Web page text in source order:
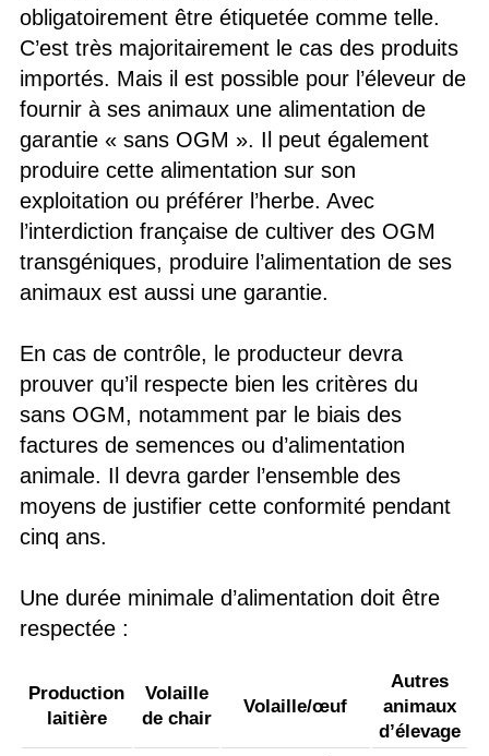
obligatoirement être étiquetée comme telle.
C’est très majoritairement le cas des produits
importés. Mais il est possible pour l’éleveur de
fournir à ses animaux une alimentation de
garantie « sans OGM ». Il peut également
produire cette alimentation sur son
exploitation ou préférer l’herbe. Avec
l’interdiction française de cultiver des OGM
transgéniques, produire l’alimentation de ses
animaux est aussi une garantie.
En cas de contrôle, le producteur devra
prouver qu’il respecte bien les critères du
sans OGM, notamment par le biais des
factures de semences ou d’alimentation
animale. Il devra garder l’ensemble des
moyens de justifier cette conformité pendant
cinq ans.
Une durée minimale d’alimentation doit être
respectée :
Production
laitière
Volaille
de chair
Volaille/œuf
Autres
animaux
d’élevage